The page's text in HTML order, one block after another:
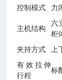
控制模式 力
主机结构
六
柜
夹持方式
有效拉伸
行程
标